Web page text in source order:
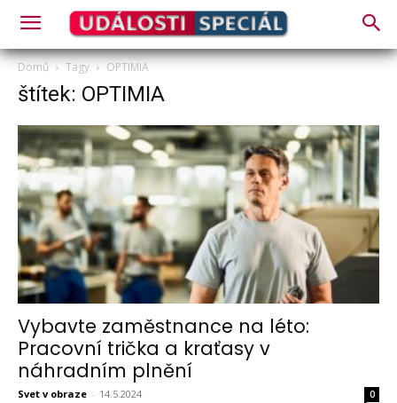
Domů Tagy OPTIMIA
štítek: OPTIMIA
Vybavte zaměstnance na léto:
Pracovní trička a kraťasy v
náhradním plnění
Svet v obraze - 14.5.2024 0